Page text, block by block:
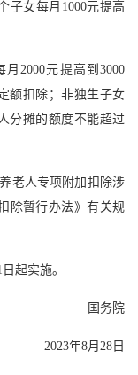
子女每月1000元提高
2000元提高到3000
额扣除；非独生子女
分摊的额度不能超过
老人专项附加扣除涉
除暂行办法》有关规
起实施。
国务院
2023年8月28日